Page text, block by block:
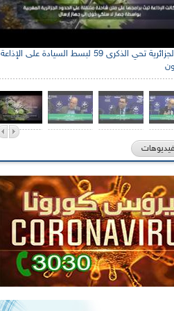
الإذاعة الجزائرية تحي الذكرى 59 لبسط السيادة على الإذاعة